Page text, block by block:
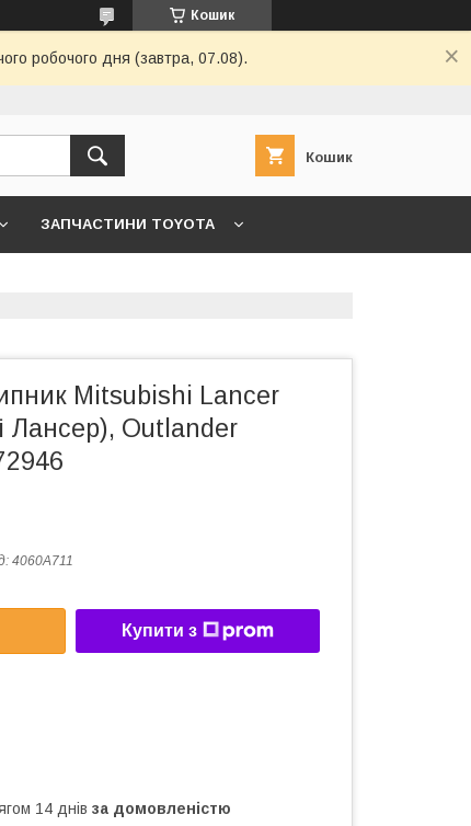
Кошик
робочого дня (завтра, 07.08).
Кошик
ЗАПЧАСТИНИ TOYOTA
Mitsubishi Lancer
Лансер), Outlander
4060A711
Купити з
14 днів за домовленістю